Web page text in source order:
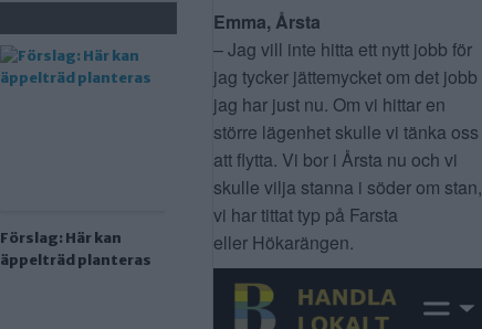
Förslag: Här kan
äppelträd planteras
Emma, Årsta
– Jag vill inte hitta ett nytt jobb för
jag tycker jättemycket om det jobb
jag har just nu. Om vi hittar en
större lägenhet skulle vi tänka oss
att flytta. Vi bor i Årsta nu och vi
skulle vilja stanna i söder om stan,
vi har tittat typ på Farsta
eller Hökarängen.